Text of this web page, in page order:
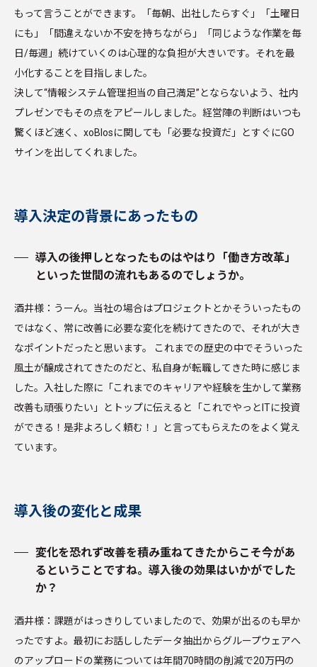
もって言うことができます。「毎朝、出社したらすぐ」「土曜日
にも」「間違えないか不安を持ちながら」「同じような作業を毎
日/毎週」続けていくのは心理的な負担が大きいです。それを最
小化することを目指しました。
決して“情報システム管理担当の自己満足”とならないよう、社内
プレゼンでもその点をアピールしました。経営陣の判断はいつも
驚くほど速く、xoBlosに関しても「必要な投資だ」とすぐにGO
サインを出してくれました。
導入決定の背景にあったもの
導入の後押しとなったものはやはり「働き方改革」
といった世間の流れもあるのでしょうか。
酒井様：うーん。当社の場合はプロジェクトとかそういったもの
ではなく、常に改善に必要な変化を続けてきたので、それが大き
なポイントだったと思います。 これまでの歴史の中でそういった
風土が醸成されてきたのだと、私自身が転職してきた時に感じま
した。入社した際に「これまでのキャリアや経験を生かして業務
改善も頑張りたい」とトップに伝えると「これでやっとITに投資
ができる！是非よろしく頼む！」と言ってもらえたのをよく覚え
ています。
導入後の変化と成果
変化を恐れず改善を積み重ねてきたからこそ今があ
るということですね。導入後の効果はいかがでした
か？
酒井様：課題がはっきりしていましたので、効果が出るのも早か
ったですよ。最初にお話ししたデータ抽出からグループウェアへ
のアップロードの業務については年間70時間の削減で20万円の